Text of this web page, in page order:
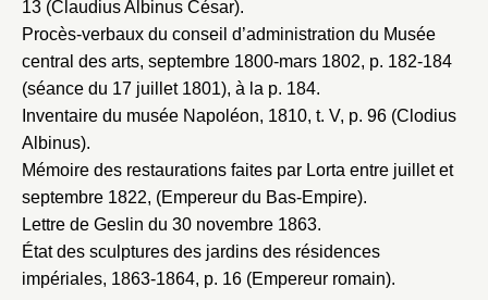
13 (Claudius Albinus César).
Procès-verbaux du conseil d’administration du Musée
central des arts, septembre 1800-mars 1802, p. 182-184
(séance du 17 juillet 1801), à la p. 184.
Inventaire du musée Napoléon, 1810, t. V, p. 96 (Clodius
Albinus).
Mémoire des restaurations faites par Lorta entre juillet et
septembre 1822, (Empereur du Bas-Empire).
Lettre de Geslin du 30 novembre 1863.
État des sculptures des jardins des résidences
impériales, 1863-1864, p. 16 (Empereur romain).